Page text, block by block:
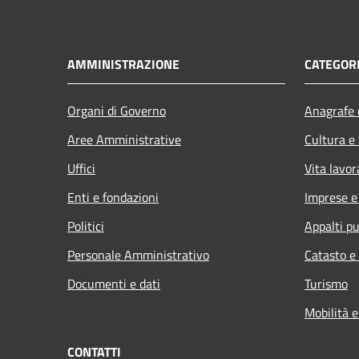
AMMINISTRAZIONE
Organi di Governo
Aree Amministrative
Uffici
Enti e fondazioni
Politici
Personale Amministrativo
Documenti e dati
Cultura
Vita
Imprese
Appalti
Catasto
Turismo
Mobilità
CONTATTI